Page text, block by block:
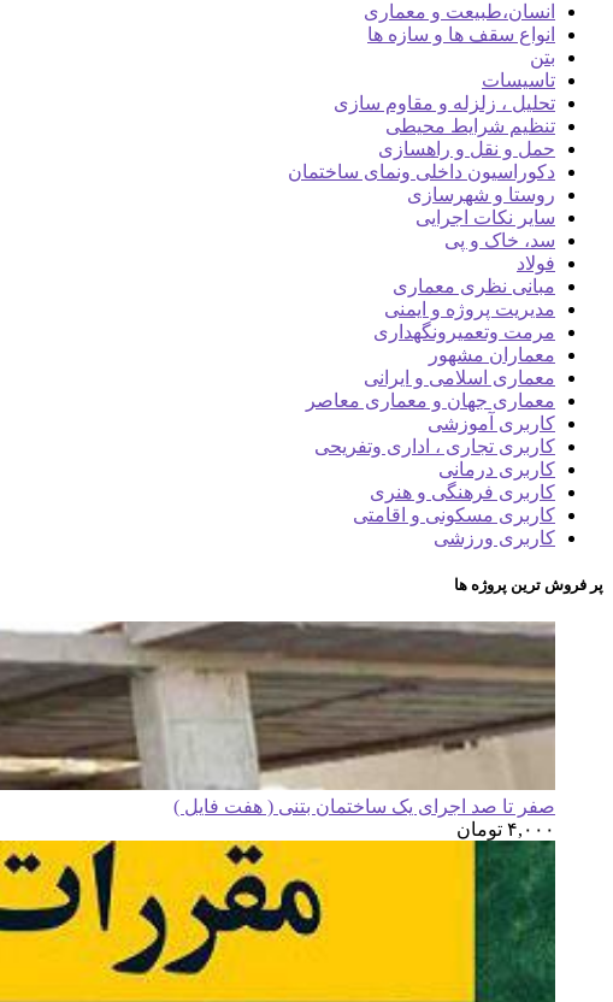
انسان،طبیعت و معماری
انواع سقف ها و سازه ها
بتن
تاسیسات
تحلیل ، زلزله و مقاوم سازی
تنظیم شرایط محیطی
حمل و نقل و راهسازی
دکوراسیون داخلی ونمای ساختمان
روستا و شهرسازی
سایر نکات اجرایی
سد، خاک و پی
فولاد
مبانی نظری معماری
مدیریت پروژه و ایمنی
مرمت وتعمیرونگهداری
معماران مشهور
معماری اسلامی و ایرانی
معماری جهان و معماری معاصر
کاربری آموزشی
کاربری تجاری ، اداری وتفریحی
کاربری درمانی
کاربری فرهنگی و هنری
کاربری مسکونی و اقامتی
کاربری ورزشی
پر فروش ترین پروژه ها
صفر تا صد اجرای یک ساختمان بتنی ( هفت فایل )
۴,۰۰۰ تومان